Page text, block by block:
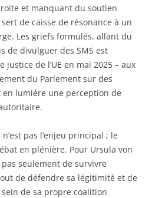
et manquant du soutien
de caisse de résonance à un
Les griefs formulés, allant du
de divulguer des SMS est
de l’UE en mai 2025 – aux
du Parlement sur des
lumière une perception de
pas l’enjeu principal ; le
en plénière. Pour Ursula von
pas seulement de survivre
de défendre sa légitimité et de
de sa propre coalition